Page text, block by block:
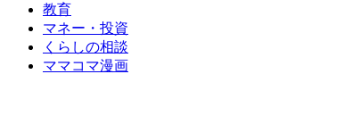
教育
マネー・投資
くらしの相談
ママコマ漫画